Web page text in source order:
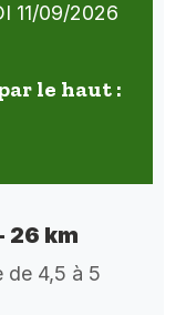
11/09/2026
le haut :
26 km
de 4,5 à 5